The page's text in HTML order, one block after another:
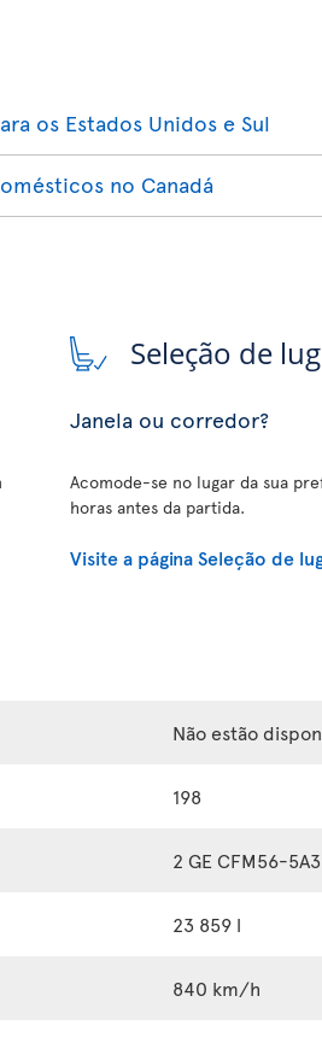
os Estados Unidos e Sul
no Canadá
Seleção de
Janela ou corredor?
Acomode-se no lugar da sua
horas antes da partida.
Visite a página Seleção de
Não estão
198
2 GE CFM56-5A3
23 859 l
840 km/h